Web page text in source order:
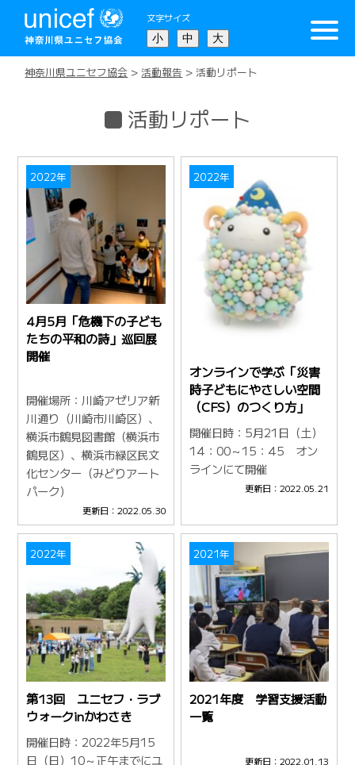
文字サイズ
小
中 大
神奈川県ユニセフ協会 >活動報告 >活動リポート
活動リポート
2022年
4月5月「危機下の子ども
たちの平和の詩」巡回展
開催
開催場所：川崎アゼリア新
川通り（川崎市川崎区）、
横浜市鶴見図書館（横浜市
鶴見区）、横浜市緑区民文
化センター（みどりアート
パーク）
更新日：2022.05.30
2022年
オンラインで学ぶ「災害
時子どもにやさしい空間
（CFS）のつくり方」
開催日時：5月21日（土）
14：00～15：45 オン
ラインにて開催
更新日：2022.05.21
2022年
第13回 ユニセフ・ラブ
ウォークinかわさき
開催日時：2022年5月15
日（日）10～正午までにユ
2021年
2021年度 学習支援活動
一覧
更新日：2022.01.13